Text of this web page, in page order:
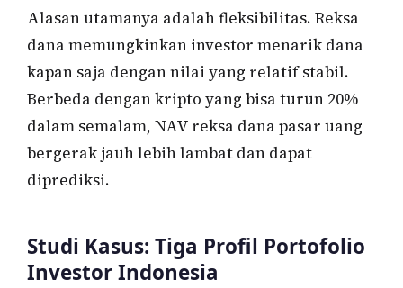
Alasan utamanya adalah fleksibilitas. Reksa
dana memungkinkan investor menarik dana
kapan saja dengan nilai yang relatif stabil.
Berbeda dengan kripto yang bisa turun 20%
dalam semalam, NAV reksa dana pasar uang
bergerak jauh lebih lambat dan dapat
diprediksi.
Studi Kasus: Tiga Profil Portofolio
Investor Indonesia